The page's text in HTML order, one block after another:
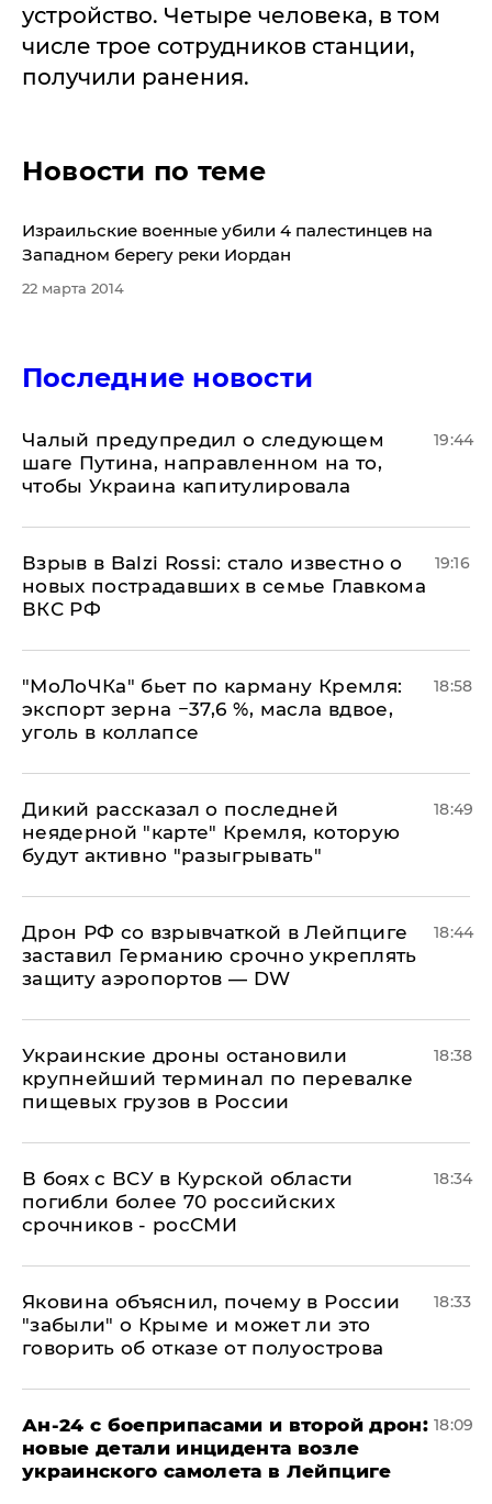
устройство. Четыре человека, в том
числе трое сотрудников станции,
получили ранения.
Новости по теме
Израильские военные убили 4 палестинцев на
Западном берегу реки Иордан
22 марта 2014
Последние новости
Чалый предупредил о следующем
шаге Путина, направленном на то,
чтобы Украина капитулировала
19:44
Взрыв в Balzi Rossi: стало известно о
новых пострадавших в семье Главкома
ВКС РФ
19:16
​"МоЛоЧКа" бьет по карману Кремля:
экспорт зерна −37,6 %, масла вдвое,
уголь в коллапсе
18:58
Дикий рассказал о последней
неядерной "карте" Кремля, которую
будут активно "разыгрывать"
18:49
​Дрон РФ со взрывчаткой в Лейпциге
заставил Германию срочно укреплять
защиту аэропортов — DW
18:44
Украинские дроны остановили
крупнейший терминал по перевалке
пищевых грузов в России
18:38
В боях с ВСУ в Курской области
погибли более 70 российских
срочников - росСМИ
18:34
Яковина объяснил, почему в России
"забыли" о Крыме и может ли это
говорить об отказе от полуострова
18:33
Ан-24 с боеприпасами и второй дрон:
новые детали инцидента возле
украинского самолета в Лейпциге
18:09